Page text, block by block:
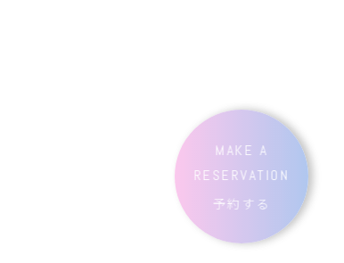
MAKE A
RESERVATION
予約する